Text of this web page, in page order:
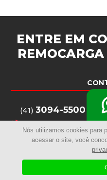
Nós utilizamos cookies para
acessar o site, você
ENTRE EM
REMOCARGA
(41)3094-5500
3284-3238
(41)3094-5516